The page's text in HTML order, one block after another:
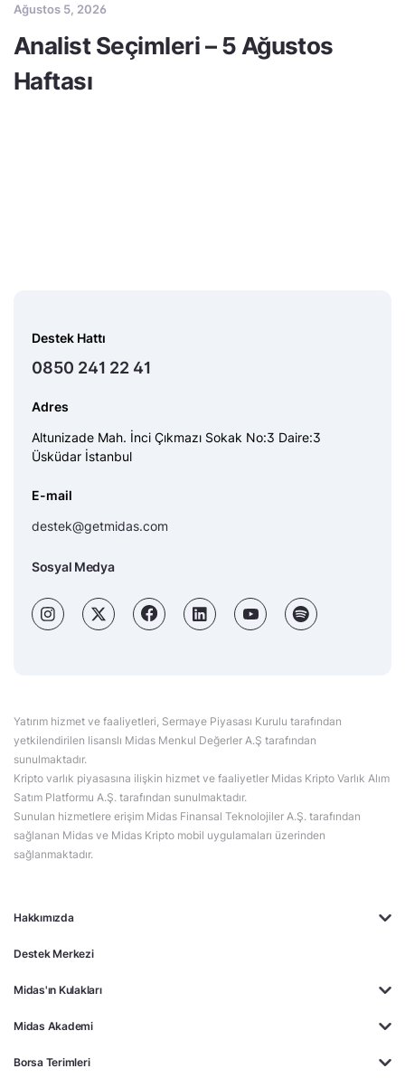
Ağustos 5, 2026
Analist Seçimleri – 5 Ağustos
Haftası
Hakkımızda
Destek Merkezi
Midas'ın Kulakları
Midas Akademi
Borsa Terimleri
Destek Hattı
0850 241 22 41
Adres
Altunizade Mah. İnci Çıkmazı Sokak No:3 Daire:3
Üsküdar İstanbul
E-mail
destek@getmidas.com
Sosyal Medya
Yatırım hizmet ve faaliyetleri, Sermaye Piyasası Kurulu tarafından
yetkilendirilen lisanslı Midas Menkul Değerler A.Ş tarafından
sunulmaktadır.
Kripto varlık piyasasına ilişkin hizmet ve faaliyetler Midas Kripto Varlık Alım
Satım Platformu A.Ş. tarafından sunulmaktadır.
Sunulan hizmetlere erişim Midas Finansal Teknolojiler A.Ş. tarafından
sağlanan Midas ve Midas Kripto mobil uygulamaları üzerinden
sağlanmaktadır.